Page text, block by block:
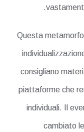
Questa
consigliano
piattaforme che
individuali. Il
cambiato